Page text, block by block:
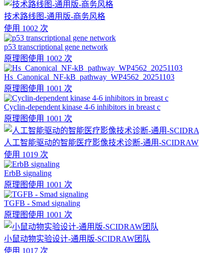
技术路线图-通用版-商务风格
使用 1002 次
p53 transcriptional gene network
原理图使用 1002 次
Hs_Canonical_NF-kB_pathway_WP4562_20251103
原理图使用 1001 次
Cyclin-dependent kinase 4-6 inhibitors in breast c
原理图使用 1001 次
人工智能驱动的智能医疗影像技术诊断-通用-SCIDRAW
使用 1019 次
ErbB signaling
原理图使用 1001 次
TGFB - Smad signaling
原理图使用 1001 次
小鼠动物实验设计-通用版-SCIDRAW团队
使用 1017 次